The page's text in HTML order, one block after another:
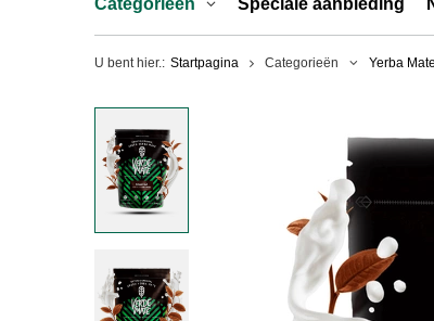
Categorieën Speciale aanbieding
U bent hier.: Startpagina Categorieën Yerba Mate